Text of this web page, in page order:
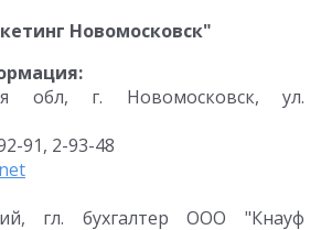
Новомосковск"
обл, г. Новомосковск, ул.
91, 2-93-48
гл. бухгалтер ООО "Кнауф